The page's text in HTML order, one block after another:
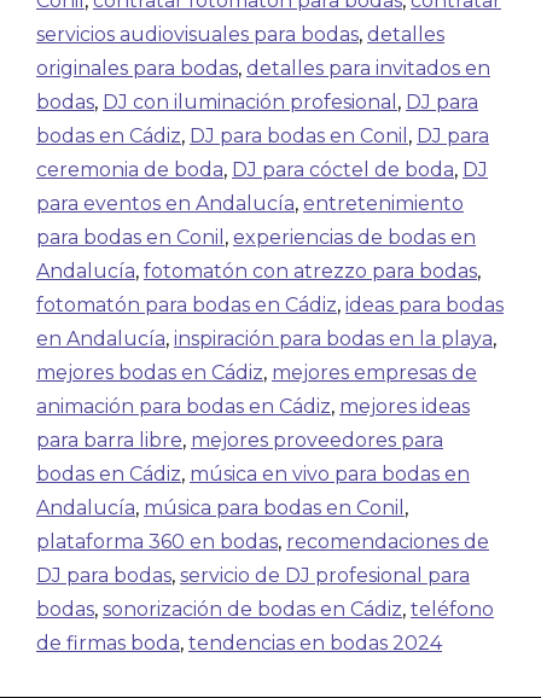
servicios audiovisuales para bodas, detalles
originales para bodas, detalles para invitados en
bodas, DJ con iluminación profesional , DJ para
bodas en Cádiz, DJ para bodas en Conil , DJ para
ceremonia de boda, DJ para cóctel de boda, DJ
para eventos en Andalucía, entretenimiento
para bodas en Conil , experiencias de bodas en
Andalucía, fotomatón con atrezzo para bodas,
fotomatón para bodas en Cádiz, ideas para bodas
en Andalucía, inspiración para bodas en la playa,
mejores bodas en Cádiz, mejores empresas de
animación para bodas en Cádiz, mejores ideas
para barra libre, mejores proveedores para
bodas en Cádiz, música en vivo para bodas en
Andalucía, música para bodas en Conil ,
plataforma 360 en bodas, recomendaciones de
DJ para bodas, servicio de DJ profesional para
bodas, sonorización de bodas en Cádiz, teléfono
de firmas boda, tendencias en bodas 2024